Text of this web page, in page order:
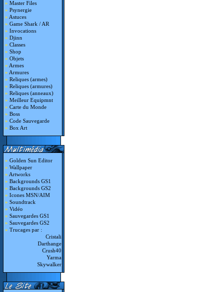
» Master Files
» Psynergie
» Astuces
» Game Shark / AR
» Invocations
» Djinn
» Classes
» Shop
» Objets
» Armes
» Armures
» Reliques (armes)
» Reliques (armures)
» Reliques (anneaux)
» Meilleur Equipmnt
» Carte du Monde
» Boss
» Code Sauvegarde
» Box Art
» Golden Sun Editor
» Wallpaper
» Artworks
» Backgrounds GS1
» Backgrounds GS2
» Icones MSN/AIM
» Soundtrack
» Vidéo
» Sauvegardes GS1
» Sauvegardes GS2
» Trucages par :
Cristali
Darthange
Crush40
Yarma
Skywalker